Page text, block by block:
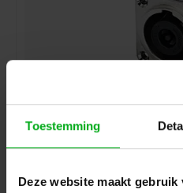
Toestemming
Deze website maakt gebruik
7-14 werkdagen